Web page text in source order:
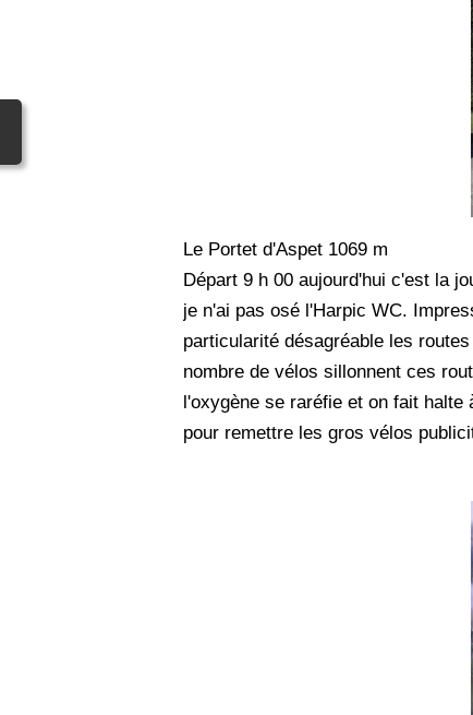
Le Portet d'Aspet 1069 m
Départ 9 h 00 aujourd'hui c'est la
je n'ai pas osé l'Harpic WC.
particularité désagréable les
nombre de vélos sillonnent ces
l'oxygène se raréfie et on fait
pour remettre les gros vélos